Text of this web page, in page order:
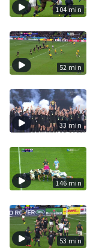
104 min
52 min
33 min
146 min
53 min